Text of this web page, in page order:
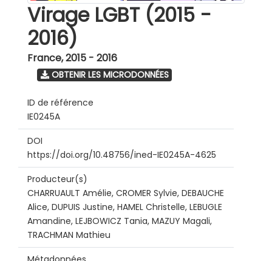
Virage LGBT (2015 -
2016)
France,2015 - 2016
OBTENIR LES MICRODONNÉES
ID de référence
IE0245A
DOI
https://doi.org/10.48756/ined-IE0245A-4625
Producteur(s)
CHARRUAULT Amélie, CROMER Sylvie, DEBAUCHE
Alice, DUPUIS Justine, HAMEL Christelle, LEBUGLE
Amandine, LEJBOWICZ Tania, MAZUY Magali,
TRACHMAN Mathieu